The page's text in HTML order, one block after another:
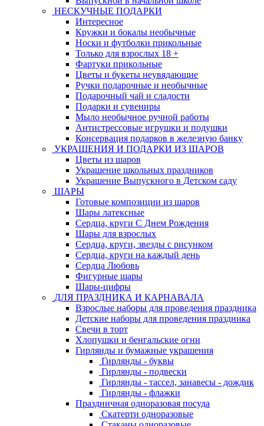
НЕСКУЧНЫЕ ПОДАРКИ
Интересное
Кружки и бокалы необычные
Носки и футболки прикольные
Только для взрослых 18 +
Фартуки прикольные
Цветы и букеты неувядающие
Ручки подарочные и необычные
Подарочный чай и сладости
Подарки и сувениры
Мыло необычное ручной работы
Антистрессовые игрушки и подушки
Консервация подарков в железную банку
УКРАШЕНИЯ И ПОДАРКИ ИЗ ШАРОВ
Цветы из шаров
Украшение школьных праздников
Украшение Выпускного в Детском саду
ШАРЫ
Готовые композиции из шаров
Шары латексные
Сердца, круги С Днем Рождения
Шары для взрослых
Сердца, круги, звезды с рисунком
Сердца, круги на каждый день
Сердца Любовь
Фигурные шары
Шары-цифры
ДЛЯ ПРАЗДНИКА И КАРНАВАЛА
Взрослые наборы для проведения праздника
Детские наборы для проведения праздника
Свечи в торт
Хлопушки и бенгальские огни
Гирлянды и бумажные украшения
Гирлянды - буквы
Гирлянды - подвески
Гирлянды - тассел, занавесы - дождик
Гирлянды - флажки
Праздничная одноразовая посуда
Скатерти одноразовые